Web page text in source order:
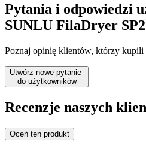
Pytania i odpowiedzi
SUNLU FilaDryer SP2
Poznaj opinię klientów, którzy kupili
Utwórz nowe pytanie
do użytkowników
Recenzje naszych
Oceń ten produkt